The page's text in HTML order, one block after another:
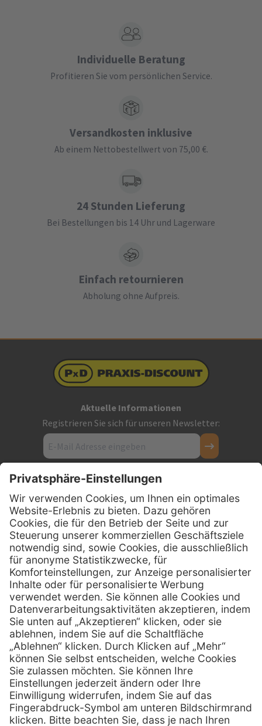
Individuelle Beratung
Profitieren Sie vom persönlichen Service.
Versandkosten inklusive
Ab einem Nettobestellwert von 75,00 €.
24 Stunden Lieferung
Bei Bestellungen bis 14 Uhr und Lagerware
Einfach retournieren
Abholung ohne Aufpreis.
Aktuelle Informationen
Registrieren Sie sich für unseren Newsletter:
Kontakt
Firmensitz
PxD Praxis-Discount GmbH
Hans-Wunderlich-Straße 7
D-49078 Osnabrück
Telefon: 0800 - 600 66 30
Telefon:0800 - 07 01 96
E-Mail:info @ praxis-discount.de
Services
Serviceversprechen
Sprechstundenbedarf
Retoure anmelden
Hilfe
FAQs
Kontakt
Lob & Kritik
Zertifikat Rechtliches